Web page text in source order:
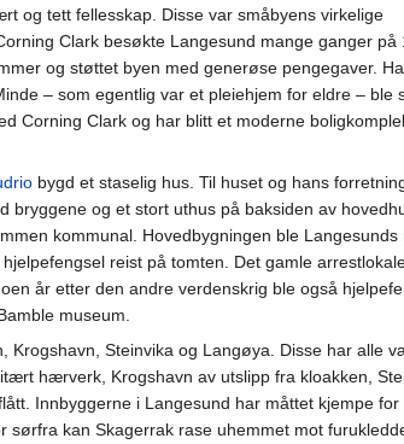
og tett fellesskap. Disse var småbyens virkelige
Clark besøkte Langesund mange ganger på
og støttet byen med generøse pengegaver.
– som egentlig var et pleiehjem for eldre – ble
Corning Clark og har blitt et moderne
bygd et staselig hus. Til huset og hans
bryggene og et stort uthus på baksiden av
kommunal. Hovedbygningen ble Langesunds
reist på tomten. Det gamle
år etter den andre verdenskrig ble også
museum.
Krogshavn, Steinvika og Langøya. Disse har alle
hærverk, Krogshavn av utslipp fra kloakken,
Innbyggerne i Langesund har måttet kjempe for
sørfra kan Skagerrak rase uhemmet mot